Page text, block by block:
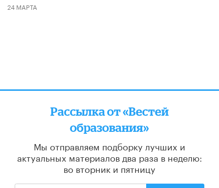
24 МАРТА
Рассылка от «Вестей
образования»
Мы отправляем подборку лучших и
актуальных материалов два раза в неделю:
во вторник и пятницу